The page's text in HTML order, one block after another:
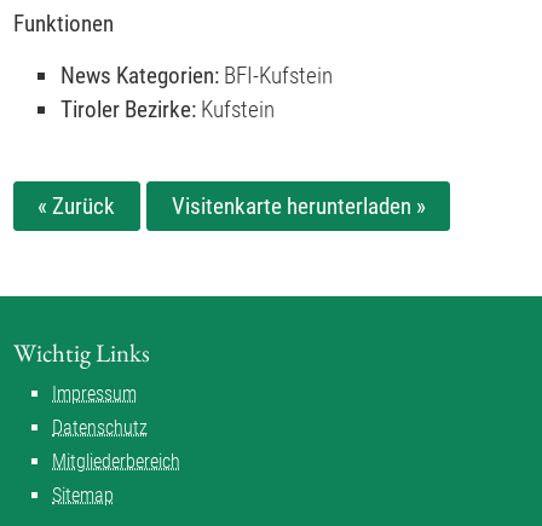
Funktionen
News Kategorien:BFI-Kufstein
Tiroler Bezirke:Kufstein
« Zurück Visitenkarte herunterladen »
Wichtig Links
Impressum
Datenschutz
Mitgliederbereich
Sitemap